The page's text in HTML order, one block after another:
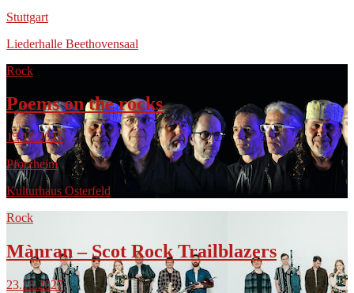
Stuttgart
Liederhalle Beethovensaal
Rock
Poems on the rocks
15.10.2027
Pforzheim
Kulturhaus Osterfeld
Rock
Mànran – Scot Rock Trailblazers
23.10.2027